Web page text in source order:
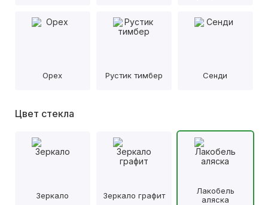
Орех Рустик тимбер Сенди
Цвет стекла
Зеркало Зеркало графит
Лакобель
аляска